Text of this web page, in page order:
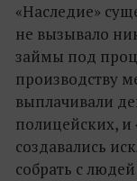
«Наследие»
не вызывало
займы под
производству
выплачивали
полицейских, и
создавались
собрать с